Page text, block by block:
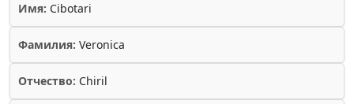
Имя: Cibotari
Фамилия: Veronica
Отчество: Chiril